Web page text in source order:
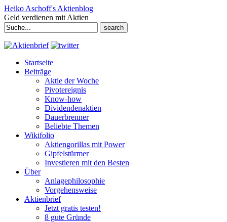
Heiko Aschoff's Aktienblog
Geld verdienen mit Aktien
Search
for:
Startseite
Beiträge
Aktie der Woche
Pivotereignis
Know-how
Dividendenaktien
Dauerbrenner
Beliebte Themen
Wikifolio
Aktiengorillas mit Power
Gipfelstürmer
Investieren mit den Besten
Über
Anlagephilosophie
Vorgehensweise
Aktienbrief
Jetzt gratis testen!
8 gute Gründe